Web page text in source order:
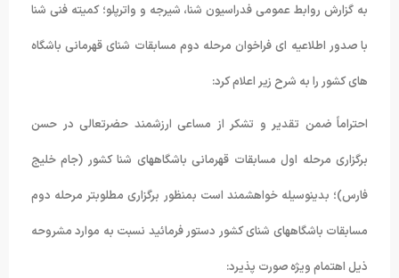
به گزارش روابط عمومی فدراسیون شنا، شیرجه و واترپلو؛ کمیته فنی شنا
با صدور اطلاعیه ای فراخوان مرحله دوم مسابقات شنای قهرمانی باشگاه
های کشور را به شرح زیر اعلام کرد:
احتراماً ضمن تقدیر و تشکر از مساعی ارزشمند حضرتعالی در حسن
برگزاری مرحله اول مسابقات قهرمانی باشگاههای شنا کشور (جام خلیج
فارس)؛ بدینوسیله خواهشمند است بمنظور برگزاری مطلوبتر مرحله دوم
مسابقات باشگاههای شنای کشور دستور فرمائید نسبت به موارد مشروحه
ذیل اهتمام ویژه صورت پذیرد: